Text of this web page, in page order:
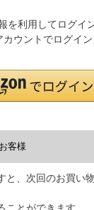
を利用してログイ
ウントでログイ
客様
と、次回のお買い